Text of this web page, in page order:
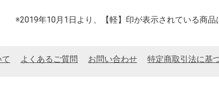
※2019年10月1日より、【軽】印が表示されている商品
よくあるご質問 お問い合わせ 特定商取引法に基